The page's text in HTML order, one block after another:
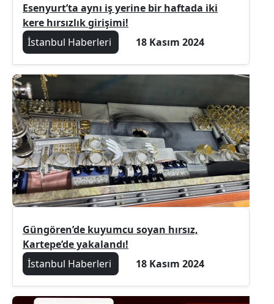
Esenyurt’ta aynı iş yerine bir haftada iki
kere hırsızlık girişimi!
İstanbul Haberleri
18 Kasım 2024
Güngören’de kuyumcu soyan hırsız,
Kartepe’de yakalandı!
İstanbul Haberleri
18 Kasım 2024